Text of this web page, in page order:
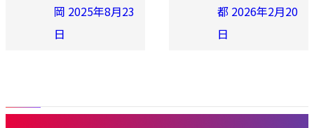
岡 2025年8月23
日
都 2026年2月20
日